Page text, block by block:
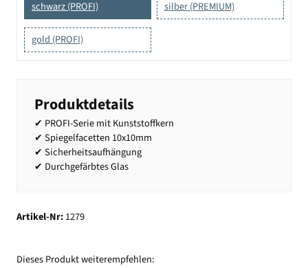
schwarz (PROFI) silber (PREMIUM)
gold (PROFI)
Produktdetails
✔ PROFI-Serie mit Kunststoffkern
✔ Spiegelfacetten 10x10mm
✔ Sicherheitsaufhängung
✔ Durchgefärbtes Glas
Artikel-Nr:1279
Dieses Produkt weiterempfehlen: